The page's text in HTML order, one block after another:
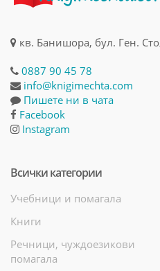
кв. Банишора, бул. Ген.
0887 90 45 78
info@knigimechta.com
Пишете ни в чата
Facebook
Instagram
Всички категории
Учебници и помагала
Книги
Речници, чуждоезикови
помагала